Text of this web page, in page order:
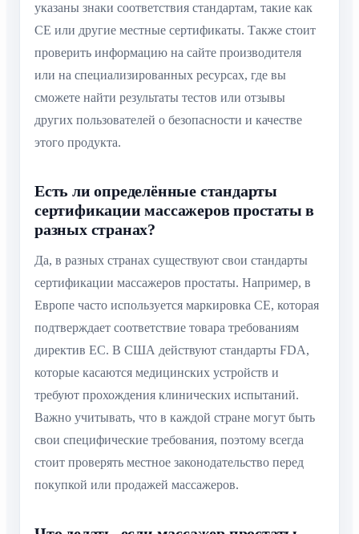
указаны знаки соответствия стандартам, такие как
CE или другие местные сертификаты. Также стоит
проверить информацию на сайте производителя
или на специализированных ресурсах, где вы
сможете найти результаты тестов или отзывы
других пользователей о безопасности и качестве
этого продукта.
Есть ли определённые стандарты
сертификации массажеров простаты в
разных странах?
Да, в разных странах существуют свои стандарты
сертификации массажеров простаты. Например, в
Европе часто используется маркировка CE, которая
подтверждает соответствие товара требованиям
директив ЕС. В США действуют стандарты FDA,
которые касаются медицинских устройств и
требуют прохождения клинических испытаний.
Важно учитывать, что в каждой стране могут быть
свои специфические требования, поэтому всегда
стоит проверять местное законодательство перед
покупкой или продажей массажеров.